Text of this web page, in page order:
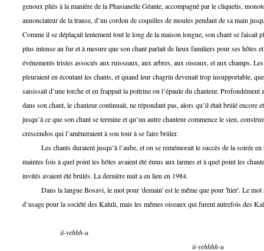
genoux pliés à la manière de la Phasianelle Géante, accompagné par le cliquetis,
annonciateur de la transe, d’un cordon de coquilles de moules pendant de sa main
Comme il se déplaçait lentement tout le long de la maison longue, son chant se faisait
plus intense au fur et à mesure que son chant parlait de lieux familiers pour ses hôtes
événements tristes associés aux ruisseaux, aux arbres, aux oiseaux, et aux champs.
pleuraient en écoutant les chants, et quand leur chagrin devenait trop insupportable,
saisissait d’une torche et en frappait la poitrine ou l’épaule du chanteur. Profondément
dans son chant, le chanteur continuait, ne répondant pas, alors qu’il était brûlé encore
jusqu’à ce que son chant se termine et qu’un autre chanteur commence le sien,
crescendos qui l’amèneraient à son tour à se faire brûler.
Les chants duraient jusqu’à l’aube, et on se remémorait le succès de la soirée en
maintes fois à quel point les hôtes avaient été émus aux larmes et à quel point les
invités avaient été brûlés. La dernière nuit a eu lieu en 1984.
Dans la langue Bosavi, le mot pour 'demain' est le même que pour 'hier'. Le mot
d’usage pour la société des Kaluli, mais les mêmes oiseaux qui furent autrefois des
ii-yehhh-u
ii-yehhhh-u